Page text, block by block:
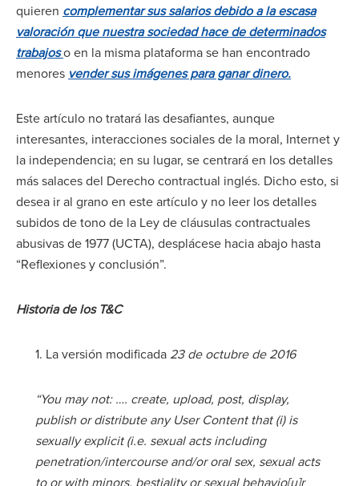
quieren complementar sus salarios debido a la escasa
valoración que nuestra sociedad hace de determinados
trabajoso en la misma plataforma se han encontrado
menores vender sus imágenes para ganar dinero.
Este artículo no tratará las desafiantes, aunque
interesantes, interacciones sociales de la moral, Internet y
la independencia; en su lugar, se centrará en los detalles
más salaces del Derecho contractual inglés. Dicho esto, si
desea ir al grano en este artículo y no leer los detalles
subidos de tono de la Ley de cláusulas contractuales
abusivas de 1977 (UCTA), desplácese hacia abajo hasta
“Reflexiones y conclusión”.
Historia de los T&C
1. La versión modificada 23 de octubre de 2016
“You may not: …. create, upload, post, display,
publish or distribute any User Content that (i) is
sexually explicit (i.e. sexual acts including
penetration/intercourse and/or oral sex, sexual acts
to or with minors, bestiality or sexual behavio[u]r